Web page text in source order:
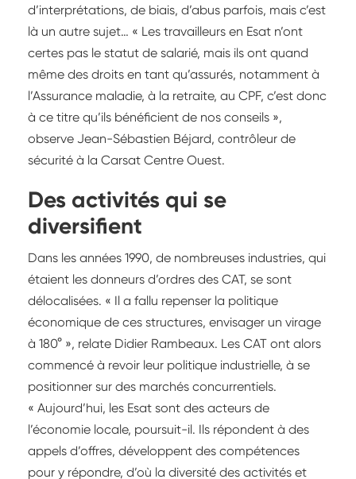
d’interprétations, de biais, d’abus parfois, mais c’est
là un autre sujet… « Les travailleurs en Esat n’ont
certes pas le statut de salarié, mais ils ont quand
même des droits en tant qu’assurés, notamment à
l’Assurance maladie, à la retraite, au CPF, c’est donc
à ce titre qu’ils bénéficient de nos conseils »,
observe Jean-Sébastien Béjard, contrôleur de
sécurité à la Carsat Centre Ouest.
Des activités qui se
diversifient
Dans les années 1990, de nombreuses industries, qui
étaient les donneurs d’ordres des CAT, se sont
délocalisées. « Il a fallu repenser la politique
économique de ces structures, envisager un virage
à 180° », relate Didier Rambeaux. Les CAT ont alors
commencé à revoir leur politique industrielle, à se
positionner sur des marchés concurrentiels.
« Aujourd’hui, les Esat sont des acteurs de
l’économie locale, poursuit-il. Ils répondent à des
appels d’offres, développent des compétences
pour y répondre, d’où la diversité des activités et